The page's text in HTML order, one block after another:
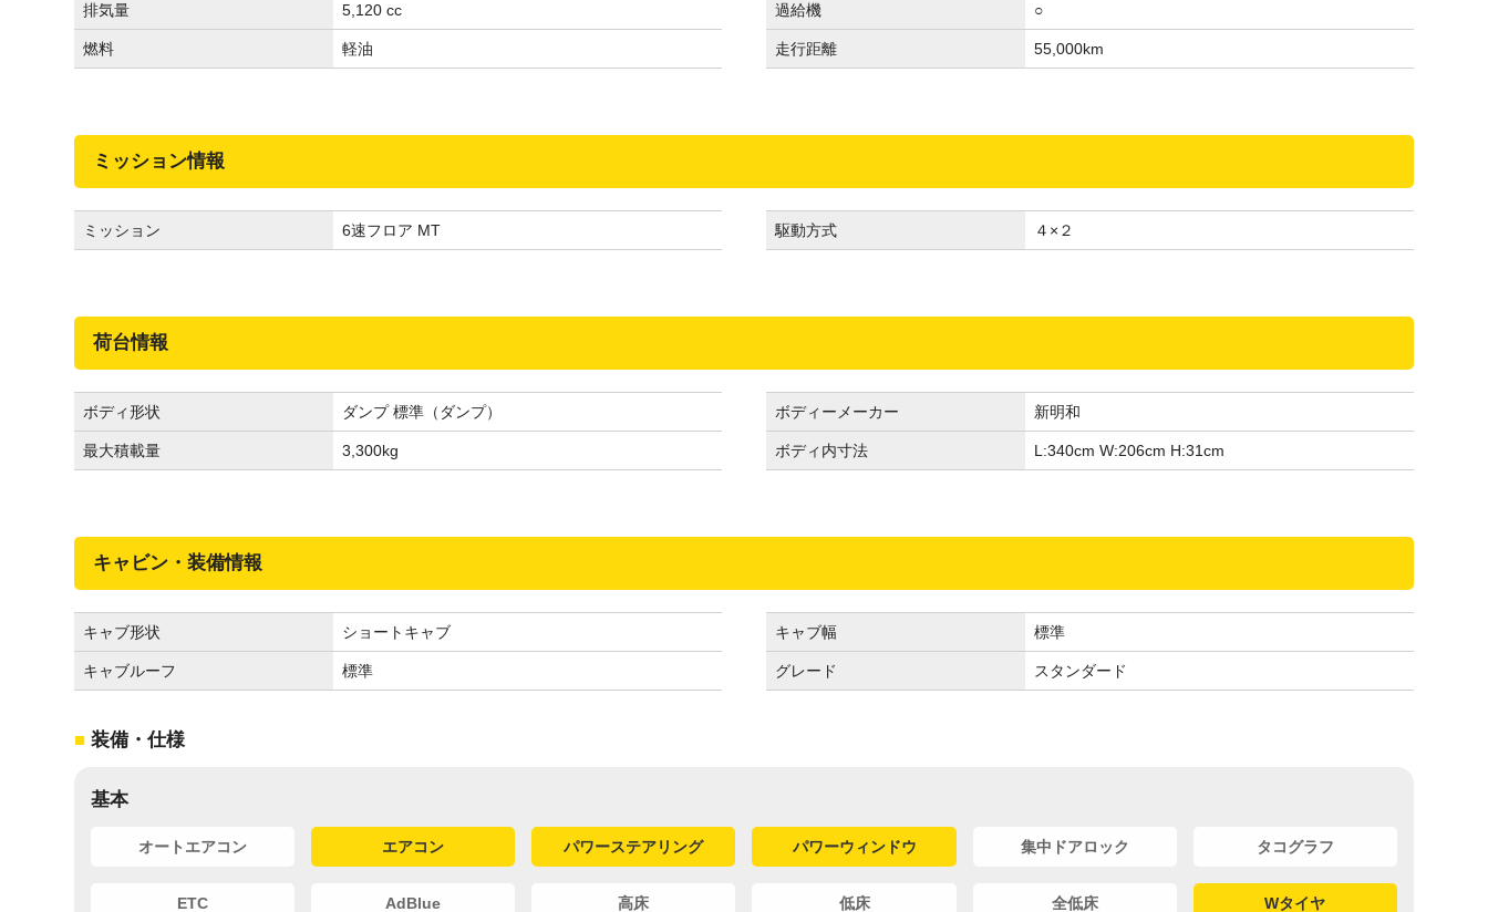
排気量 5,120 cc 過給機 ○
燃料 軽油 走行距離 55,000km
ミッション情報
ミッション 6速フロア MT 駆動方式 ４×２
荷台情報
ボディ形状 ダンプ 標準（ダンプ） ボディーメーカー 新明和
最大積載量 3,300kg ボディ内寸法 L:340cm W:206cm H:31cm
キャビン・装備情報
キャブ形状 ショートキャブ キャブ幅 標準
キャブルーフ 標準 グレード スタンダード
装備・仕様
基本
オートエアコン エアコン パワーステアリング パワーウィンドウ 集中ドアロック タコグラフ
ETC AdBlue 高床 低床 全低床 Wタイヤ